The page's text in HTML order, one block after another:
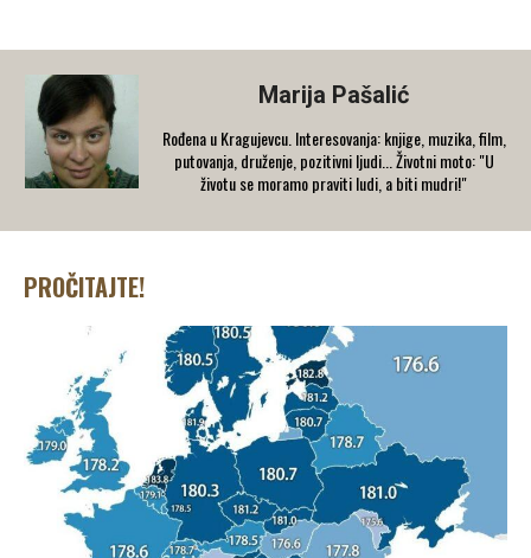
Marija Pašalić
​Rođena u Kragujevcu. Interesovanja: knjige, muzika, film,
putovanja, druženje, pozitivni ljudi... Životni moto: "U
životu se moramo praviti ludi, a biti mudri!"
PROČITAJTE!